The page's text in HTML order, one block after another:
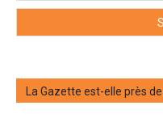
La Gazette est-elle près